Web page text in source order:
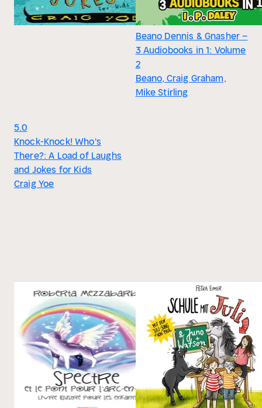
5.0
Knock-Knock! Who's
There?: A Load of Laughs
and Jokes for Kids
Craig Yoe
Beano Dennis & Gnasher –
3 Audiobooks in 1: Volume
2
Beano, Craig Graham,
Mike Stirling